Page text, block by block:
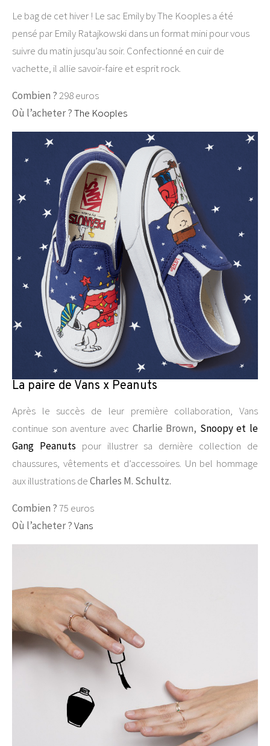
Le bag de cet hiver ! Le sac Emily by The Kooples a été
pensé par Emily Ratajkowski dans un format mini pour vous
suivre du matin jusqu’au soir. Confectionné en cuir de
vachette, il allie savoir-faire et esprit rock.
Combien ?298 euros
Où l’acheter ?The Kooples
La paire de Vans x Peanuts
Après le succès de leur première collaboration, Vans
continue son aventure avec Charlie Brown, Snoopy et le
Gang Peanuts pour illustrer sa dernière collection de
chaussures, vêtements et d’accessoires. Un bel hommage
aux illustrations deCharles M. Schultz.
Combien ?75 euros
Où l’acheter ?Vans